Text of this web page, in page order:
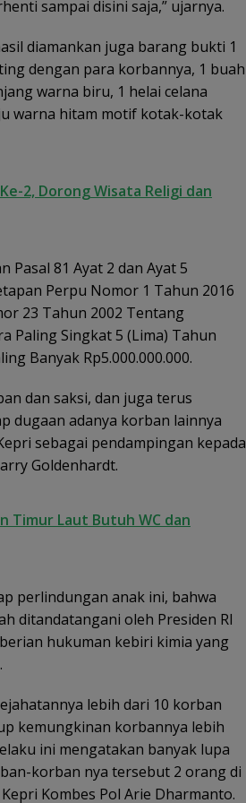
sampai disini saja,” ujarnya.
diamankan juga barang bukti 1
dengan para korbannya, 1 buah
warna biru, 1 helai celana
warna hitam motif kotak-kotak
2, Dorong Wisata Religi dan
81 Ayat 2 dan Ayat 5
Perpu Nomor 1 Tahun 2016
23 Tahun 2002 Tentang
Paling Singkat 5 (Lima) Tahun
Banyak Rp5.000.000.000.
dan saksi, dan juga terus
dugaan adanya korban lainnya
sebagai pendampingan kepada
Goldenhardt.
Timur Laut Butuh WC dan
perlindungan anak ini, bahwa
ditandatangani oleh Presiden RI
hukuman kebiri kimia yang
lebih dari 10 korban
kemungkinan korbannya lebih
ini mengatakan banyak lupa
korban nya tersebut 2 orang di
Kombes Pol Arie Dharmanto.
Tahan Sekolah Rakyat